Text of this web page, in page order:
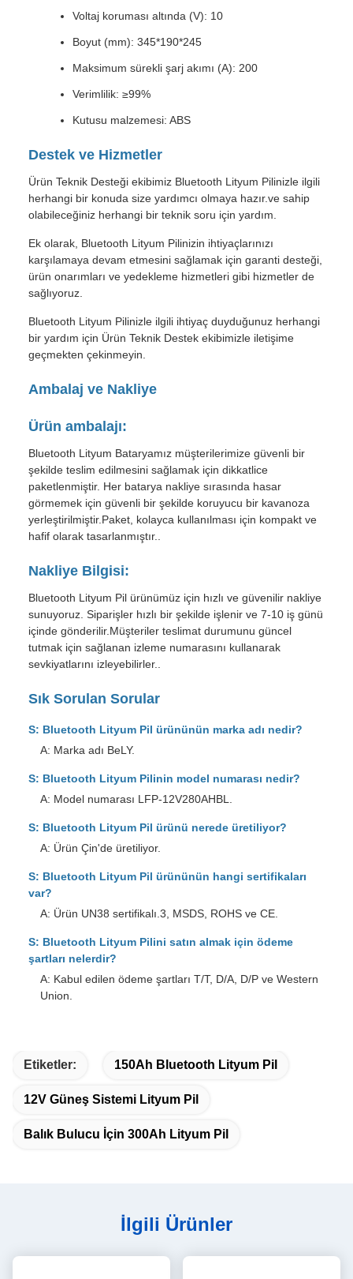
Voltaj koruması altında (V): 10
Boyut (mm): 345*190*245
Maksimum sürekli şarj akımı (A): 200
Verimlilik: ≥99%
Kutusu malzemesi: ABS
Destek ve Hizmetler
Ürün Teknik Desteği ekibimiz Bluetooth Lityum Pilinizle ilgili
herhangi bir konuda size yardımcı olmaya hazır.ve sahip
olabileceğiniz herhangi bir teknik soru için yardım.
Ek olarak, Bluetooth Lityum Pilinizin ihtiyaçlarınızı
karşılamaya devam etmesini sağlamak için garanti desteği,
ürün onarımları ve yedekleme hizmetleri gibi hizmetler de
sağlıyoruz.
Bluetooth Lityum Pilinizle ilgili ihtiyaç duyduğunuz herhangi
bir yardım için Ürün Teknik Destek ekibimizle iletişime
geçmekten çekinmeyin.
Ambalaj ve Nakliye
Ürün ambalajı:
Bluetooth Lityum Bataryamız müşterilerimize güvenli bir
şekilde teslim edilmesini sağlamak için dikkatlice
paketlenmiştir. Her batarya nakliye sırasında hasar
görmemek için güvenli bir şekilde koruyucu bir kavanoza
yerleştirilmiştir.Paket, kolayca kullanılması için kompakt ve
hafif olarak tasarlanmıştır..
Nakliye Bilgisi:
Bluetooth Lityum Pil ürünümüz için hızlı ve güvenilir nakliye
sunuyoruz. Siparişler hızlı bir şekilde işlenir ve 7-10 iş günü
içinde gönderilir.Müşteriler teslimat durumunu güncel
tutmak için sağlanan izleme numarasını kullanarak
sevkiyatlarını izleyebilirler..
Sık Sorulan Sorular
S: Bluetooth Lityum Pil ürününün marka adı nedir?
A: Marka adı BeLY.
S: Bluetooth Lityum Pilinin model numarası nedir?
A: Model numarası LFP-12V280AHBL.
S: Bluetooth Lityum Pil ürünü nerede üretiliyor?
A: Ürün Çin'de üretiliyor.
S: Bluetooth Lityum Pil ürününün hangi sertifikaları
var?
A: Ürün UN38 sertifikalı.3, MSDS, ROHS ve CE.
S: Bluetooth Lityum Pilini satın almak için ödeme
şartları nelerdir?
A: Kabul edilen ödeme şartları T/T, D/A, D/P ve Western
Union.
Etiketler: 150Ah Bluetooth Lityum Pil
12V Güneş Sistemi Lityum Pil
Balık Bulucu İçin 300Ah Lityum Pil
İlgili Ürünler